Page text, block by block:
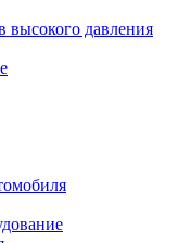
высокого давления